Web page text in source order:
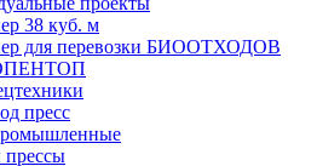
38 куб. м
для перевозки БИООТХОДОВ
пресс